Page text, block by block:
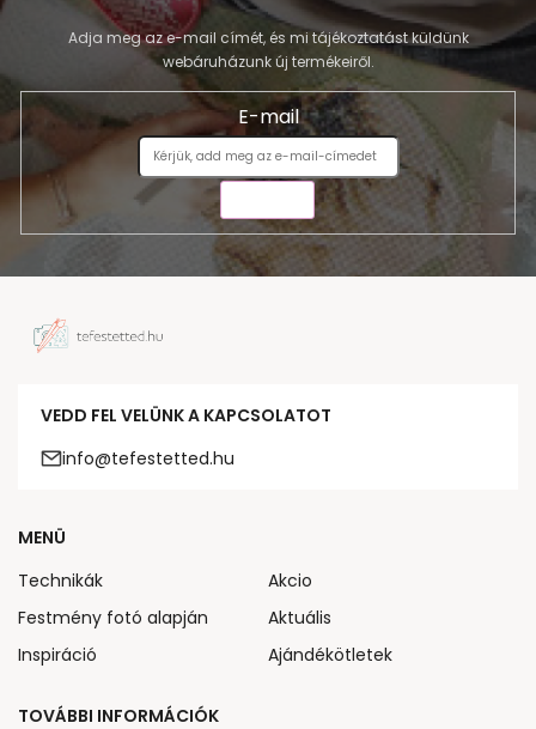
Adja meg az e-mail címét, és mi tájékoztatást küldünk
webáruházunk új termékeiről.
E-mail
VEDD FEL VELÜNK A KAPCSOLATOT
info@tefestetted.hu
MENÜ
Technikák
Festmény fotó alapján
Inspiráció
Akcio
Aktuális
Ajándékötletek
TOVÁBBI INFORMÁCIÓK